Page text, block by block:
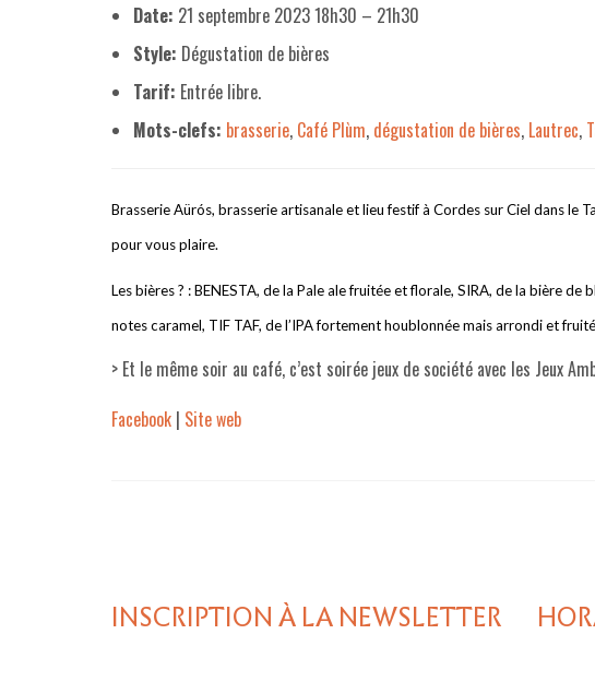
Date: 21 septembre 2023 18h30 – 21h30
Style: Dégustation de bières
Tarif: Entrée libre.
Mots-clefs: brasserie, Café Plùm, dégustation de bières, Lautrec,
Brasserie Aürós, brasserie artisanale et lieu festif à Cordes sur Ciel dans le
pour vous plaire.
Les bières ? :BENESTA, de la Pale ale fruitée et florale, SIRA, de la bière
notes caramel, TIF TAF, de l’IPA fortement houblonnée mais arrondi et
> Et le même soir au café, c’est soirée jeux de société avec les Jeux
Facebook | Site web
INSCRIPTION À LA NEWSLETTER